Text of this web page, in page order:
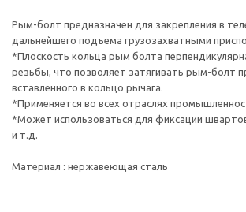
Рым-болт предназначен для закрепления в
дальнейшего подъема грузозахватными
*Плоскость кольца рым болта
резьбы, что позволяет затягивать рым-болт
вставленного в кольцо рычага.
*Применяется во всех отраслях
*Может использоваться для фиксации
и т.д.
Материал : нержавеющая сталь